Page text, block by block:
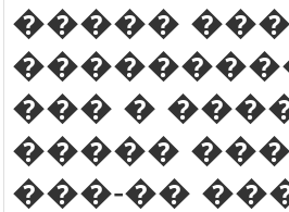
�����
��� �
�����
���-��